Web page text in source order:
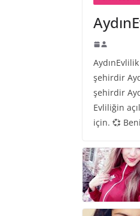
şehirdir
şehirdir
Evliliğin
için. 💞